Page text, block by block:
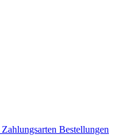
Zahlungsarten Bestellungen